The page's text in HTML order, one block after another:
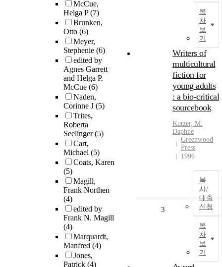
McCue,
Helga P(7)
Brunken,
Otto (6)
Meyer,
Stephenie (6)
edited by
Agnes Garrett
and Helga P.
McCue (6)
Naden,
Corinne J (5)
Trites,
Roberta
Seelinger(5)
Cart,
Michael (5)
Coats, Karen
(5)
Magill,
Frank Northen
(4)
edited by
Frank N. Magill
(4)
Marquardt,
Manfred (4)
Jones,
Patrick (4)
목
차
보
기
Writers of
multicultural
fiction for
young adults
: a bio-critical
sourcebook
Kutzer, M.
Daphne
Greenwood
Press
1996
복
사/
대출
신청
목
차
보
기
3